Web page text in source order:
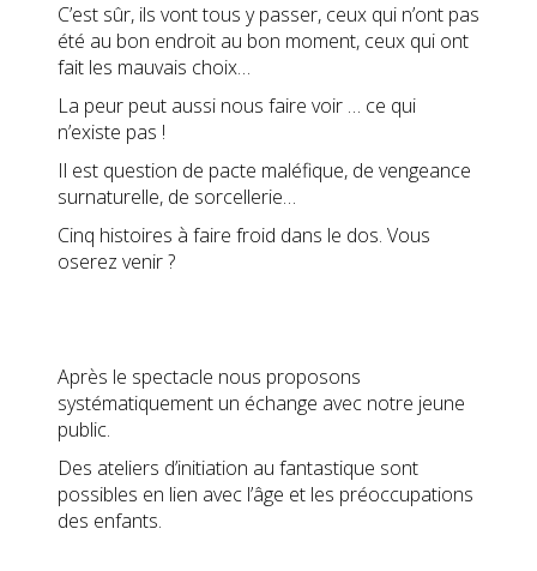
C’est sûr, ils vont tous y passer, ceux qui n’ont pas
été au bon endroit au bon moment, ceux qui ont
fait les mauvais choix…
La peur peut aussi nous faire voir … ce qui
n’existe pas !
Il est question de pacte maléfique, de vengeance
surnaturelle, de sorcellerie…
Cinq histoires à faire froid dans le dos. Vous
oserez venir ?
Après le spectacle nous proposons
systématiquement un échange avec notre jeune
public.
Des ateliers d’initiation au fantastique sont
possibles en lien avec l’âge et les préoccupations
des enfants.